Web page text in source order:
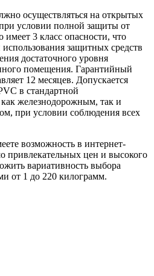
осуществляться на открытых
условии полной защиты от
3 класс опасности, что
защитных средств
достаточного уровня
помещения. Гарантийный
12 месяцев. Допускается
в стандартной
железнодорожным, так и
при условии соблюдения всех
возможность в интернет-
привлекательных цен и высокого
вариативность выбора
от 1 до 220 килограмм.